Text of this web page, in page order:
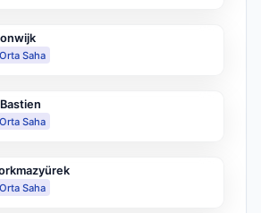
Saha
Saha
Saha